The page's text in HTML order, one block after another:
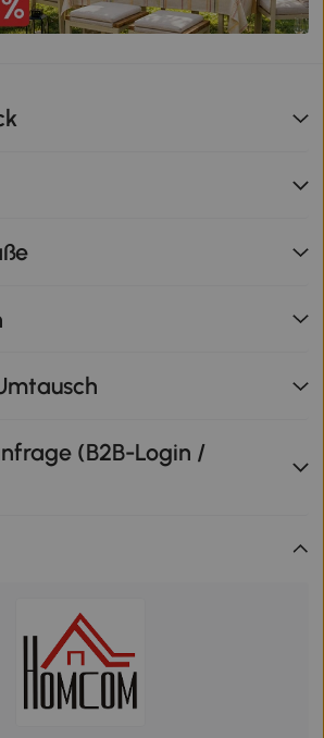
(B2B-Login /